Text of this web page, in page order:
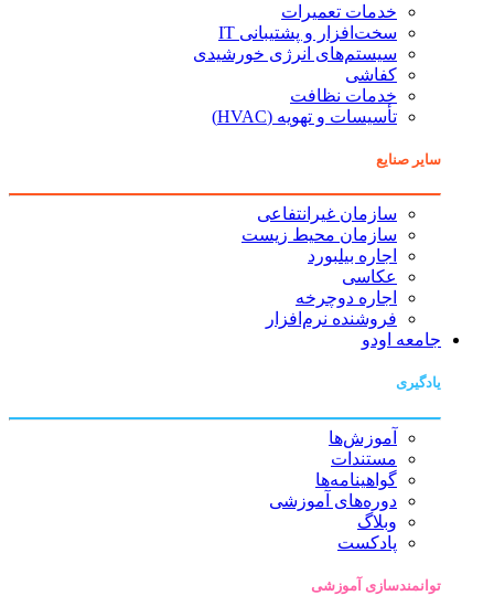
خدمات تعمیرات
سخت‌افزار و پشتیبانی IT
سیستم‌های انرژی خورشیدی
کفاشی
خدمات نظافت
تأسیسات و تهویه (HVAC)
سایر صنایع
سازمان غیرانتفاعی
سازمان محیط زیست
اجاره بیلبورد
عکاسی
اجاره دوچرخه
فروشنده نرم‌افزار
جامعه اودو
یادگیری
آموزش‌ها
مستندات
گواهینامه‌ها
دوره‌های آموزشی
وبلاگ
پادکست
توانمندسازی آموزشی